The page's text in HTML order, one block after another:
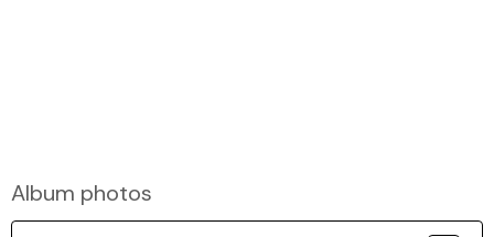
Album photos